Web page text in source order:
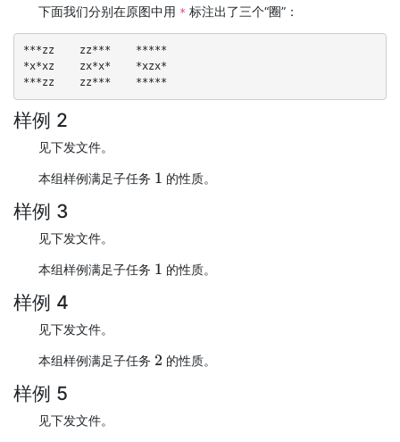
下面我们分别在原图中用 * 标注出了三个“圈”：
***zz    zz***    *****
*x*xz    zx*x*    *xzx*
***zz    zz***    *****
样例 2
见下发文件。
本组样例满足子任务 1 的性质。
样例 3
见下发文件。
本组样例满足子任务 1 的性质。
样例 4
见下发文件。
本组样例满足子任务 2 的性质。
样例 5
见下发文件。